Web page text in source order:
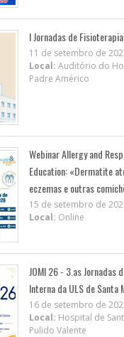
I Jornadas de
11 de setembro de
Local: Auditório do
Padre Américo
Webinar Allergy and
Education: «Dermatite
eczemas e outras
15 de setembro de
Local: Online
JOMI 26 - 3.as Jornadas
Interna da ULS de Santa
16 de setembro de
Local: Hospital de
Pulido Valente